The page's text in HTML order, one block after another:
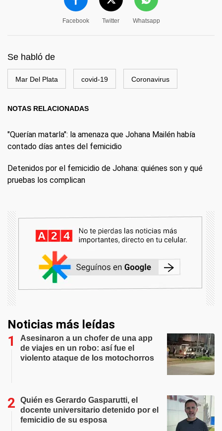
Facebook Twitter Whatsapp
Se habló de
Mar Del Plata covid-19 Coronavirus
NOTAS RELACIONADAS
"Querían matarla": la amenaza que Johana Mailén había
contado días antes del femicidio
Detenidos por el femicidio de Johana: quiénes son y qué
pruebas los complican
Noticias más leídas
Asesinaron a un chofer de una app
de viajes en un robo: así fue el
violento ataque de los motochorros
Quién es Gerardo Gasparutti, el
docente universitario detenido por el
femicidio de su esposa